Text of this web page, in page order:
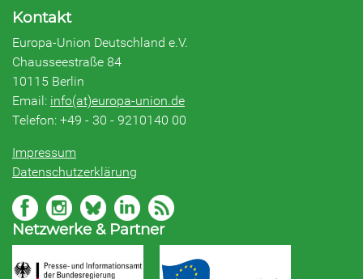
Kontakt
Europa-Union Deutschland e.V.
Chausseestraße 84
10115 Berlin
Email: info(at)europa-union.de
Telefon: +49 - 30 - 9210140 00
Impressum
Datenschutzerklärung
Netzwerke & Partner